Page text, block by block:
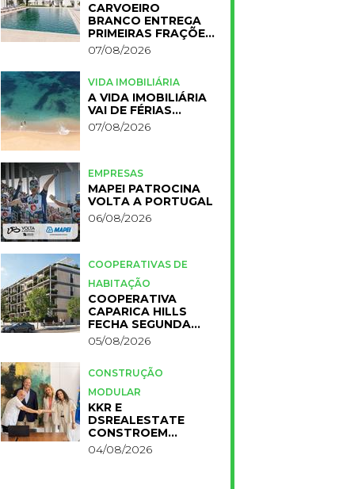
CARVOEIRO
BRANCO ENTREGA
PRIMEIRAS FRAÇÕES
DO NOVO RESORT
PRIMELIFE
07/08/2026
VIDA IMOBILIÁRIA
A VIDA IMOBILIÁRIA
VAI DE FÉRIAS…
07/08/2026
EMPRESAS
MAPEI PATROCINA
VOLTA A PORTUGAL
06/08/2026
COOPERATIVAS DE
HABITAÇÃO
COOPERATIVA
CAPARICA HILLS
FECHA SEGUNDA
FASE DO PROJETO
05/08/2026
CONSTRUÇÃO
MODULAR
KKR E
DSREALESTATE
CONSTROEM
RESIDÊNCIA
UNIVERSITÁRIA
04/08/2026